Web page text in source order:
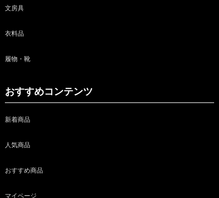
文房具
衣料品
履物・靴
おすすめコンテンツ
新着商品
人気商品
おすすめ商品
マイページ